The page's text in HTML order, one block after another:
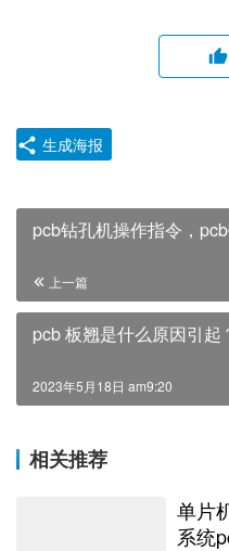
生成海报
pcb钻孔机操作指令，
上一篇
pcb 板翘是什么原因引
2023年5月18日 am9:20
相关推荐
单片
系统